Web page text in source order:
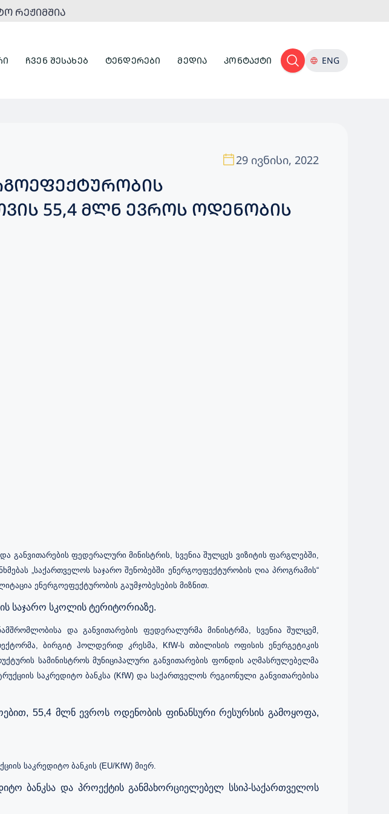
ᲠᲔᲟᲘᲛᲨᲘᲐ
ᲩᲕᲔᲜ ᲨᲔᲡᲐᲮᲔᲑ ᲢᲔᲜᲓᲔᲠᲔᲑᲘ ᲛᲔᲓᲘᲐ ᲙᲝᲜᲢᲐᲥᲢᲘ ENG
29 ივნისი, 2022
55,4 ᲛᲚᲜ ᲔᲕᲠᲝᲡ ᲝᲓᲔᲜᲝᲑᲘᲡ
განვითარების ფედერალური მინისტრის, სვენია შულცეს ვიზიტის ფარგლებში,
„საქართველოს საჯარო შენობებში ენერგოეფექტურობის ღია პროგრამის“
ენერგოეფექტურობის გაუმჯობესების მიზნით.
საჯარო სკოლის ტერიტორიაზე.
და განვითარების ფედერალურმა მინისტრმა, სვენია შულცემ,
ბირგიტ ჰოლდერიდ კრესმა, KfW-ს თბილისის ოფისის ენერგეტიკის
სამინისტროს მუნიციპალური განვითარების ფონდის აღმასრულებელმა
საკრედიტო ბანკსა (KfW) და საქართველოს რეგიონული განვითარებისა
55,4 მლნ ევროს ოდენობის ფინანსური რესურსის გამოყოფა,
საკრედიტო ბანკის (EU/KfW) მიერ.
ბანკსა და პროექტის განმახორციელებელ სსიპ-საქართველოს